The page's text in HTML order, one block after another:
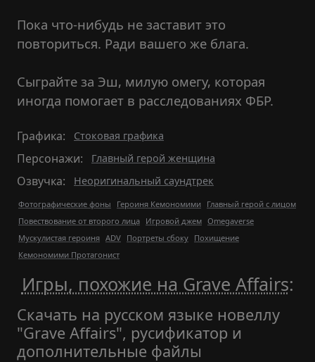
Пока что-нибудь не заставит это
повториться. Ради вашего же блага.
Сыграйте за Эш, милую омегу, которая
иногда помогает в расследованиях ФБР.
Графика: Стоковая графика
Персонажи: Главный герой женщина
Озвучка: Неоригинальный саундтрек
Фотографические фоны Героиня Кемономими Главный герой с лицом
Повествование от второго лица Игровой джем Omegaverse
Мускулистая героиня ADV Портреты сбоку Похищение
Кемономими Протагонист
Игры, похожие на Grave Affairs:
Скачать на русском языке новеллу
"Grave Affairs", русификатор и
дополнительные файлы